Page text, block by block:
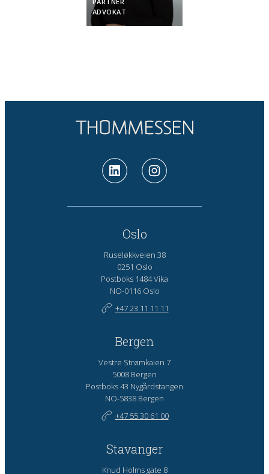
ADVOKAT
Oslo
Ruseløkkveien 38
0251 Oslo
Postboks 1484 Vika
NO-0116 Oslo
+47 23 11 11 11
Bergen
Vestre Strømkaien 7
5008 Bergen
Postboks 43 Nygårdstangen
NO-5838 Bergen
+47 55 30 61 00
Stavanger
Knud Holms gate 8